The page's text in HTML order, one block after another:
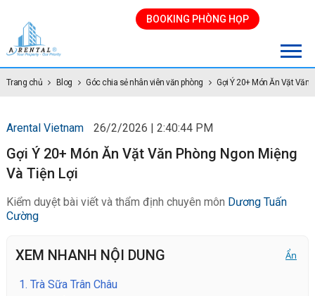
BOOKING PHÒNG HỌP
Trang chủ Blog Góc chia sẻ nhân viên văn phòng Gợi Ý 20+ Món Ăn Vặt Văn
Arental Vietnam 26/2/2026 | 2:40:44 PM
Gợi Ý 20+ Món Ăn Vặt Văn Phòng Ngon Miệng
Và Tiện Lợi
Kiểm duyệt bài viết và thẩm định chuyên môn Dương Tuấn
Cường
XEM NHANH NỘI DUNG Ẩn
1. Trà Sữa Trân Châu